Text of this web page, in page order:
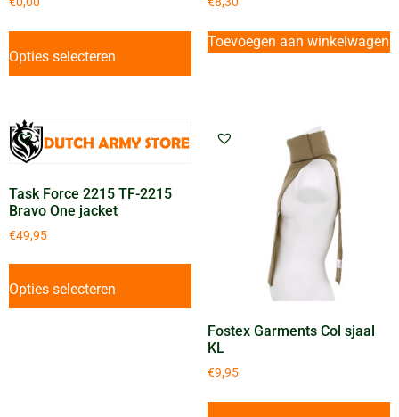
Opties selecteren
Toevoegen aan winkelwagen
Task Force 2215 TF-2215
Bravo One jacket
€49,95
Opties selecteren
Fostex Garments Col sjaal
KL
€9,95